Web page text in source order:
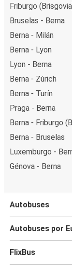
Friburgo
Bruselas - Berna
Berna - Milán
Berna - Lyon
Lyon - Berna
Berna - Zúrich
Berna - Turín
Praga - Berna
Berna - Friburgo
Berna - Bruselas
Luxemburgo -
Génova - Berna
Autobuses
Autobuses por
FlixBus